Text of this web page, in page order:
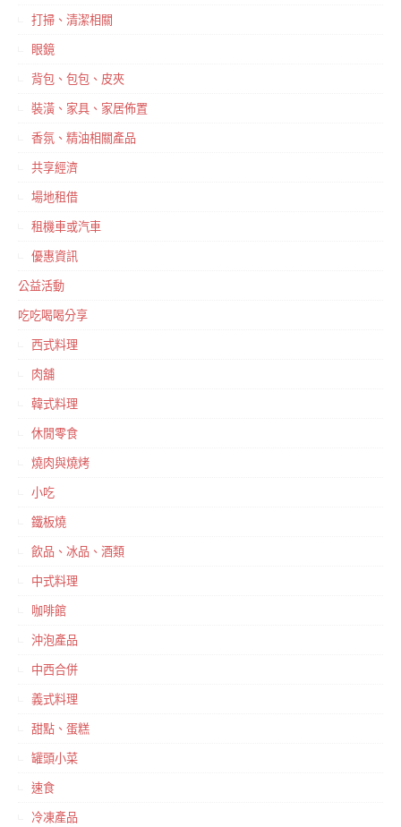
打掃、清潔相關
眼鏡
背包、包包、皮夾
裝潢、家具、家居佈置
香氛、精油相關產品
共享經濟
場地租借
租機車或汽車
優惠資訊
公益活動
吃吃喝喝分享
西式料理
肉舖
韓式料理
休閒零食
燒肉與燒烤
小吃
鐵板燒
飲品、冰品、酒類
中式料理
咖啡館
沖泡產品
中西合併
義式料理
甜點、蛋糕
罐頭小菜
速食
冷凍產品